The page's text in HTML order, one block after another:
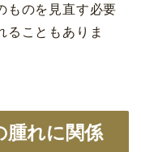
ものを見直す必要
ることもありま
腫れに関係